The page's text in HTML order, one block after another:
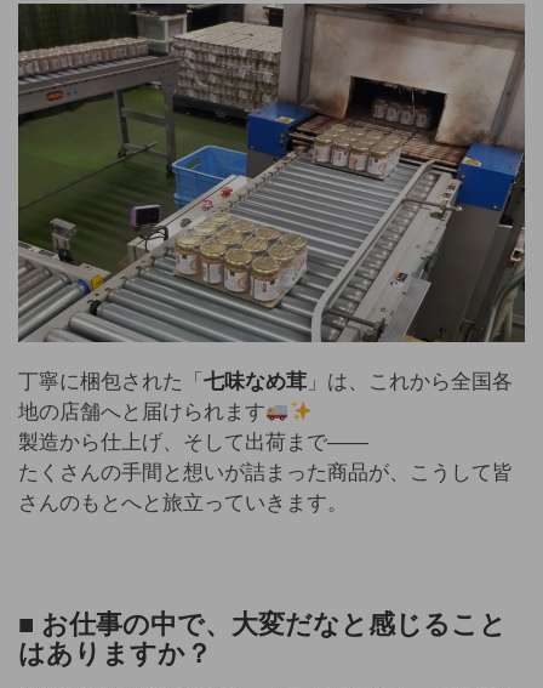
丁寧に梱包された「 七味なめ茸 」は、これから全国各
地の店舗へと届けられます
製造から仕上げ、そして出荷まで――
たくさんの手間と想いが詰まった商品が、こうして皆
さんのもとへと旅立っていきます。
■ お仕事の中で、大変だなと感じること
はありますか？